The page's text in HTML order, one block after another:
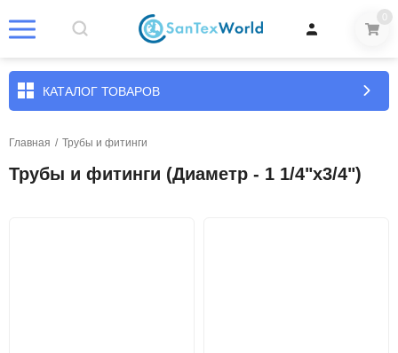
0
КАТАЛОГ ТОВАРОВ
Главная / Трубы и фитинги
Трубы и фитинги (Диаметр - 1 1/4"х3/4")